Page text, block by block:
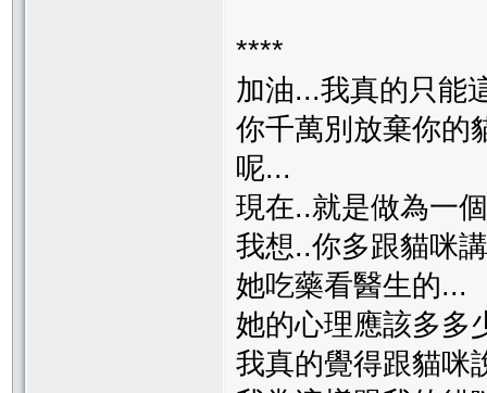
****
加油...我真的只能
你千萬別放棄你的
呢...
現在..就是做為一
我想..你多跟貓咪
她吃藥看醫生的...
她的心理應該多多
我真的覺得跟貓咪